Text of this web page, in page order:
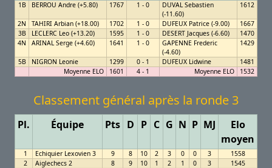
1B BERROU Andre (+5.80) 1767 1 - 0
DUVAL Sebastien
(-11.60)
1612
2N TAHIRI Arbian (+18.00) 1702 1 - 0 DUFEUX Patrice (-9.00)
1667
3B
LECLERC Leo (+13.20) 1595 1 - 0 DESERT Jacques (-6.60)
1470
4N
ARINAL Serge (+4.60) 1641 1 - 0
GAPENNE Frederic
(-4.60)
1429
5B NIGRON Leonie 1299 0 - 1 DUFEUX Lidwine
1481
Moyenne ELO
1601 4 - 1 Moyenne ELO 1532
Classement général après la ronde 3
Pl. Équipe Pts D P C G N P MJ
Elo
moyen
1 Echiquier Lexovien 3 9 8 10 2 3 0 0 3
1558
2
Aiglechecs 2 8 9 10 1 2 1 0 3
1545